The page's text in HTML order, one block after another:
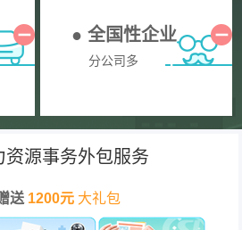
● 全国性企业
分公司多
资源事务外包服务
送 1200元 大礼包